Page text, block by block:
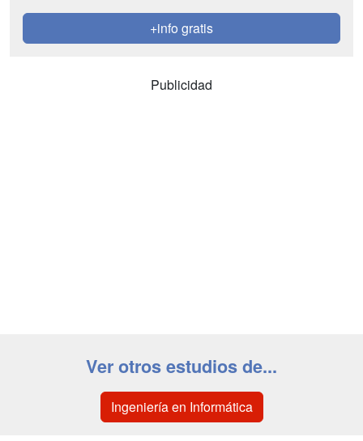
+info gratis
Publicidad
Ver otros estudios de...
Ingeniería en Informática